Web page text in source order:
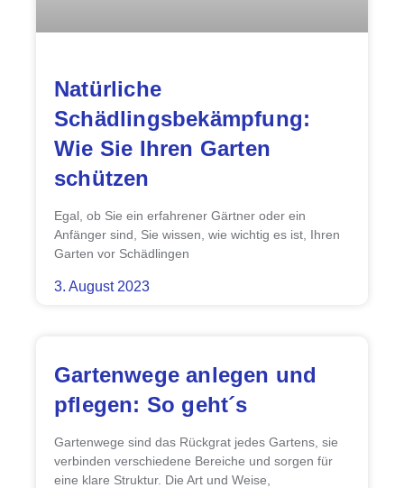
Natürliche
Schädlingsbekämpfung:
Wie Sie Ihren Garten
schützen
Egal, ob Sie ein erfahrener Gärtner oder ein
Anfänger sind, Sie wissen, wie wichtig es ist, Ihren
Garten vor Schädlingen
3. August 2023
Gartenwege anlegen und
pflegen: So geht´s
Gartenwege sind das Rückgrat jedes Gartens, sie
verbinden verschiedene Bereiche und sorgen für
eine klare Struktur. Die Art und Weise,